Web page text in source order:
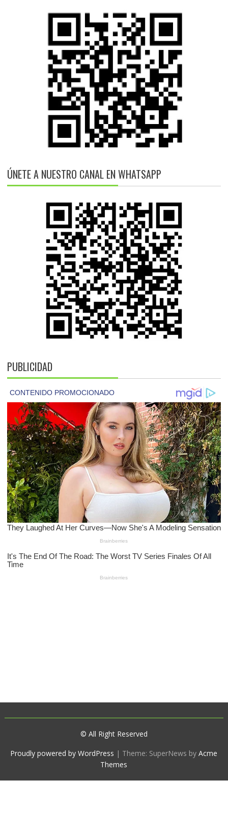
ÚNETE A NUESTRO CANAL EN WHATSAPP
PUBLICIDAD
© All Right Reserved
Proudly powered by WordPress | Theme: SuperNews byAcme
Themes